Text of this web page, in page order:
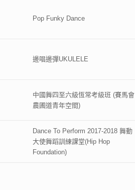
Pop Funky Dance
邊唱邊彈UKULELE
中國舞四至六級恆常考級班 (賽馬會
農圃道青年空間)
Dance To Perform 2017-2018 舞動
大使舞蹈訓練課堂(Hip Hop
Foundation)